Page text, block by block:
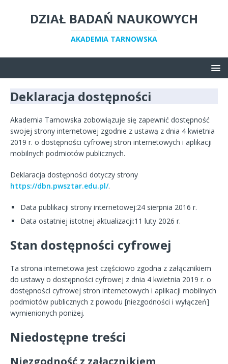
DZIAŁ BADAŃ NAUKOWYCH
AKADEMIA TARNOWSKA
Deklaracja dostępności
Akademia Tarnowska zobowiązuje się zapewnić dostępność
swojej strony internetowej zgodnie z ustawą z dnia 4 kwietnia
2019 r. o dostępności cyfrowej stron internetowych i aplikacji
mobilnych podmiotów publicznych.
Deklaracja dostępności dotyczy strony
https://dbn.pwsztar.edu.pl/.
Data publikacji strony internetowej:24 sierpnia 2016 r.
Data ostatniej istotnej aktualizacji:11 luty 2026 r.
Stan dostępności cyfrowej
Ta strona internetowa jest częściowo zgodna z załącznikiem
do ustawy o dostępności cyfrowej z dnia 4 kwietnia 2019 r. o
dostępności cyfrowej stron internetowych i aplikacji mobilnych
podmiotów publicznych z powodu [niezgodności i wyłączeń]
wymienionych poniżej.
Niedostępne treści
Niezgodność z załącznikiem